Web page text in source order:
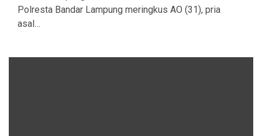
Polresta Bandar Lampung meringkus AO (31), pria
asal…